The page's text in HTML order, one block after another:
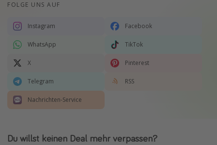
FOLGE UNS AUF
Instagram Facebook
WhatsApp TikTok
X Pinterest
Telegram RSS
Nachrichten-Service
Du willst keinen Deal mehr verpassen?